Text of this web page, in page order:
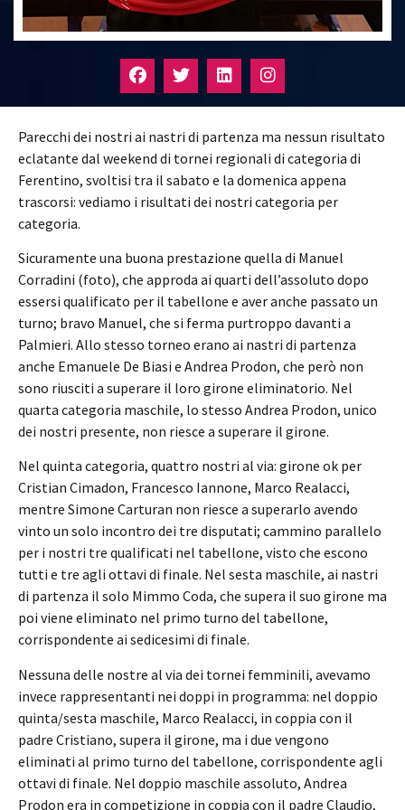
Parecchi dei nostri ai nastri di partenza ma nessun risultato
eclatante dal weekend di tornei regionali di categoria di
Ferentino, svoltisi tra il sabato e la domenica appena
trascorsi: vediamo i risultati dei nostri categoria per
categoria.
Sicuramente una buona prestazione quella di Manuel
Corradini (foto), che approda ai quarti dell’assoluto dopo
essersi qualificato per il tabellone e aver anche passato un
turno; bravo Manuel, che si ferma purtroppo davanti a
Palmieri. Allo stesso torneo erano ai nastri di partenza
anche Emanuele De Biasi e Andrea Prodon, che però non
sono riusciti a superare il loro girone eliminatorio. Nel
quarta categoria maschile, lo stesso Andrea Prodon, unico
dei nostri presente, non riesce a superare il girone.
Nel quinta categoria, quattro nostri al via: girone ok per
Cristian Cimadon, Francesco Iannone, Marco Realacci,
mentre Simone Carturan non riesce a superarlo avendo
vinto un solo incontro dei tre disputati; cammino parallelo
per i nostri tre qualificati nel tabellone, visto che escono
tutti e tre agli ottavi di finale. Nel sesta maschile, ai nastri
di partenza il solo Mimmo Coda, che supera il suo girone ma
poi viene eliminato nel primo turno del tabellone,
corrispondente ai sedicesimi di finale.
Nessuna delle nostre al via dei tornei femminili, avevamo
invece rappresentanti nei doppi in programma: nel doppio
quinta/sesta maschile, Marco Realacci, in coppia con il
padre Cristiano, supera il girone, ma i due vengono
eliminati al primo turno del tabellone, corrispondente agli
ottavi di finale. Nel doppio maschile assoluto, Andrea
Prodon era in competizione in coppia con il padre Claudio,